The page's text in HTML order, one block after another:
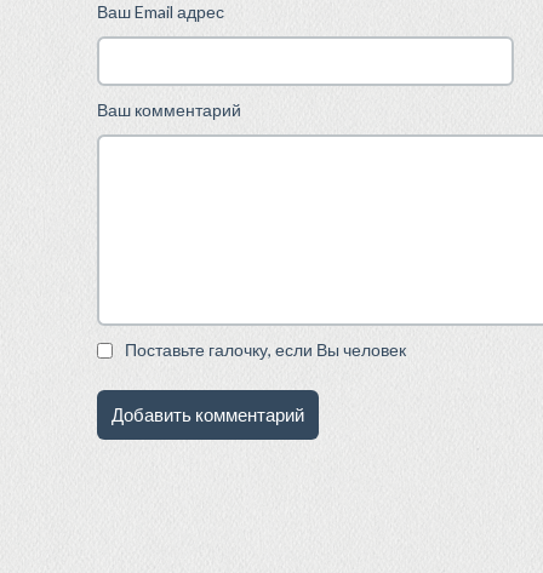
Ваш Email адрес
Ваш комментарий
Поставьте галочку, если Вы человек